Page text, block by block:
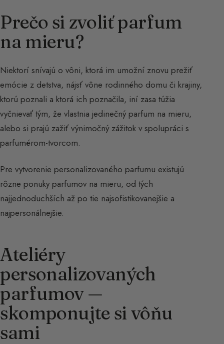
Prečo si zvoliť parfum
na mieru?
Niektorí snívajú o vôni, ktorá im umožní znovu prežiť
emócie z detstva, nájsť vône rodinného domu či krajiny,
ktorú poznali a ktorá ich poznačila, iní zasa túžia
vyčnievať tým, že vlastnia jedinečný parfum na mieru,
alebo si prajú zažiť výnimočný zážitok v spolupráci s
parfumérom-tvorcom.
Pre vytvorenie personalizovaného parfumu existujú
rôzne ponuky parfumov na mieru, od tých
najjednoduchších až po tie najsofistikovanejšie a
najpersonálnejšie.
Ateliéry
personalizovaných
parfumov —
skomponujte si vôňu
sami